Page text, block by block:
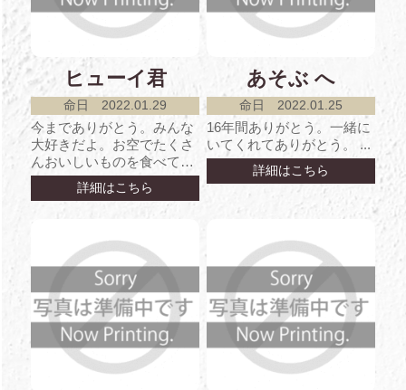
ヒューイ君
命日 2022.01.29
今までありがとう。みんな
大好きだよ。お空でたくさ
んおいしいものを食べて
ね。 ...
詳細はこちら
あそぶ へ
命日 2022.01.25
16年間ありがとう。一緒に
いてくれてありがとう。 ...
詳細はこちら